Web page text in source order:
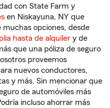
con State Farm y
en Niskayuna, NY que
muchas opciones, desde
hasta de alquiler y de
que una póliza de seguro
proveemos
nuevos conductores,
y más. Sin mencionar que
de automóviles más
incluso ahorrar más